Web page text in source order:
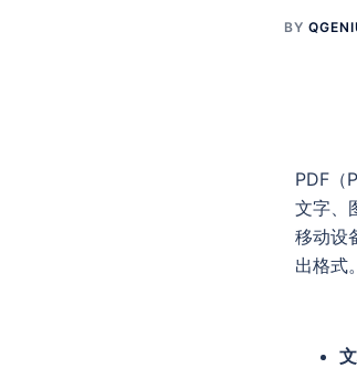
BY
PDF（
文字、
移动设
出格式